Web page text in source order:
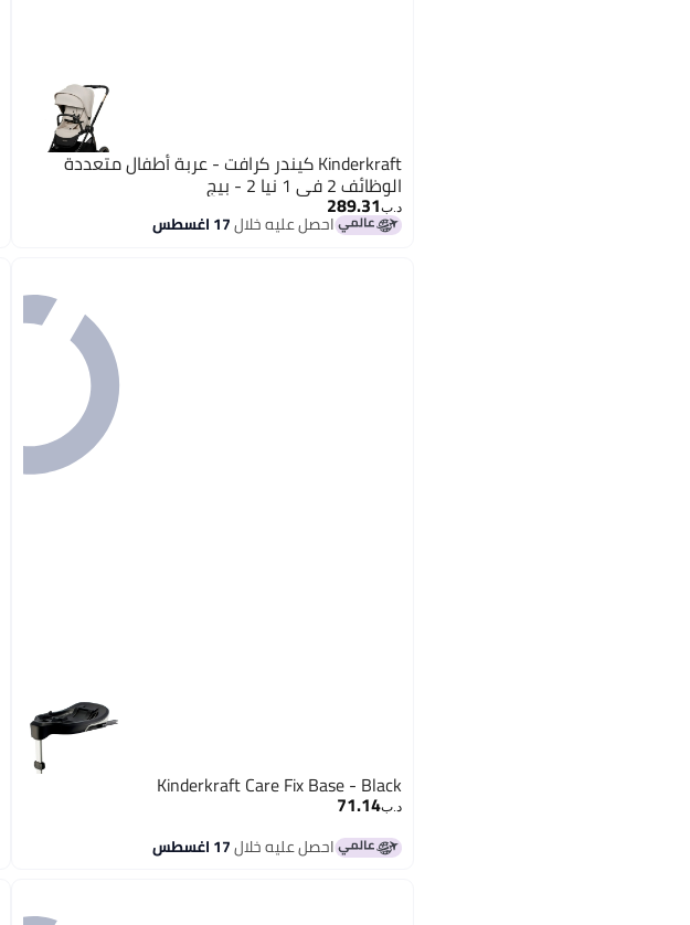
Kinderkraft كيندر كرافت - عربة أطفال متعددة
الوظائف 2 في 1 نيا 2 - بيج
د.ب‏289.31
احصل عليه خلال17 اغسطس
Kinderkraft Care Fix Base - Black
د.ب‏71.14
احصل عليه خلال17 اغسطس